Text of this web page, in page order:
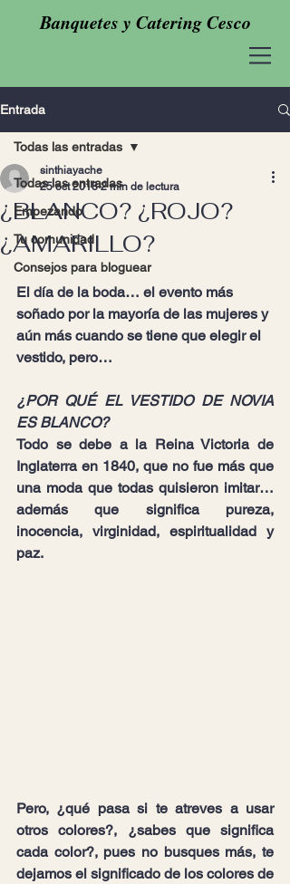
Banquetes y Catering Cesco
Entrada
Todas las entradas
Empezando
Tu comunidad
Consejos para bloguear
Todas las entradas
¿BLANCO? ¿ROJO?
¿AMARILLO?
sinthiayache
25 oct 2018 2 min de lectura
El día de la boda… el evento más
soñado por la mayoría de las mujeres y
aún más cuando se tiene que elegir el
vestido, pero…
¿POR QUÉ EL VESTIDO DE NOVIA
ES BLANCO?
Todo se debe a la Reina Victoria de
Inglaterra en 1840, que no fue más que
una moda que todas quisieron imitar…
además que significa pureza,
inocencia, virginidad, espiritualidad y
paz.
Pero, ¿qué pasa si te atreves a usar
otros colores?, ¿sabes que significa
cada color?, pues no busques más, te
dejamos el significado de los colores de